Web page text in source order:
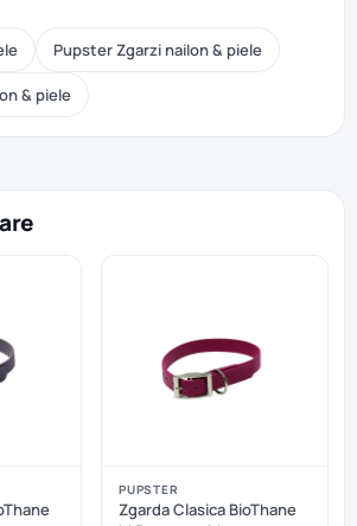
Pupster Zgarzi nailon & piele
& piele
PUPSTER
Zgarda Clasica BioThane